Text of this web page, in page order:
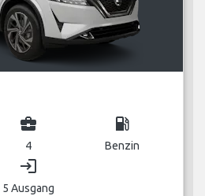
business_center
4
local_gas_station
Benzin
login
5 Ausgang